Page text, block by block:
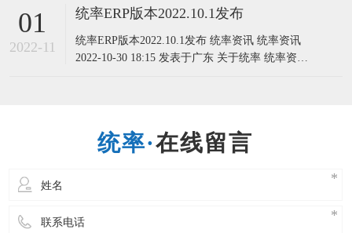
午，中渤-统率ERP信息化项目启动会在深圳中渤
会议室召开。中渤柴总、尹总、信息化项目组成
员、研发、业务、采购等负责人参加本次会议。
01
2022-11
统率ERP版本2022.10.1发布
统率ERP版本2022.10.1发布 统率资讯 统率资讯
2022-10-30 18:15 发表于广东 关于统率 统率资讯
在线留言